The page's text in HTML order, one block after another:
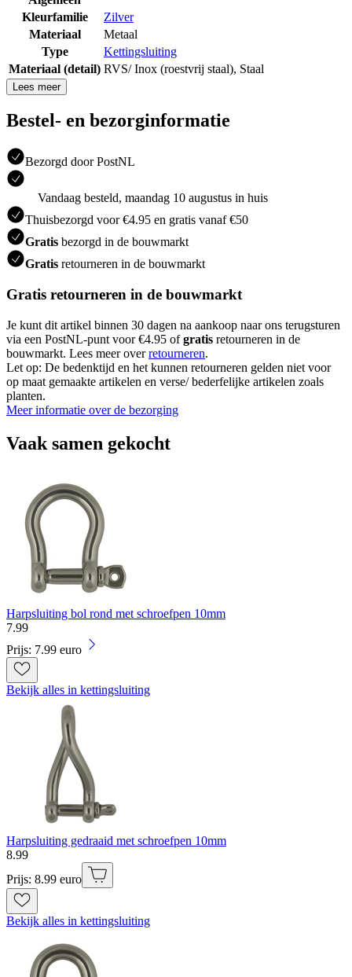
Kleurfamilie
Zilver
Materiaal
Metaal
Type
Kettingsluiting
Materiaal (detail) RVS/ Inox (roestvrij staal), Staal
Lees meer
Bestel- en bezorginformatie
Bezorgd door PostNL
Vandaag besteld, maandag 10 augustus in huis
Thuisbezorgd voor €4.95 en gratis vanaf €50
Gratis bezorgd in de bouwmarkt
Gratis retourneren in de bouwmarkt
Gratis retourneren in de bouwmarkt
Je kunt dit artikel binnen 30 dagen na aankoop naar ons terugsturen
via een PostNL-punt voor €4.95 ofgratis retourneren in de
bouwmarkt. Lees meer overretourneren.
Let op: De bedenktijd en het kunnen retourneren gelden niet voor
op maat gemaakte artikelen en verse/ bederfelijke artikelen zoals
planten.
Meer informatie over de bezorging
Vaak samen gekocht
Harpsluiting bol rond met schroefpen 10mm
7.99
Prijs: 7.99 euro
Bekijk alles in kettingsluiting
Harpsluiting gedraaid met schroefpen 10mm
8.99
Prijs: 8.99 euro
Bekijk alles in kettingsluiting